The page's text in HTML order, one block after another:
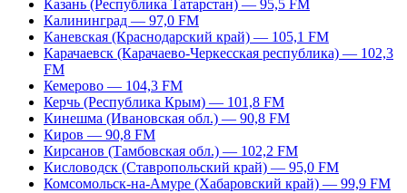
Казань (Республика Татарстан) — 95,5 FM
Калининград — 97,0 FM
Каневская (Краснодарский край) — 105,1 FM
Карачаевск (Карачаево-Черкесская республика) — 102,3
FM
Кемерово — 104,3 FM
Керчь (Республика Крым) — 101,8 FM
Кинешма (Ивановская обл.) — 90,8 FM
Киров — 90,8 FM
Кирсанов (Тамбовская обл.) — 102,2 FM
Кисловодск (Ставропольский край) — 95,0 FM
Комсомольск-на-Амуре (Хабаровский край) — 99,9 FM